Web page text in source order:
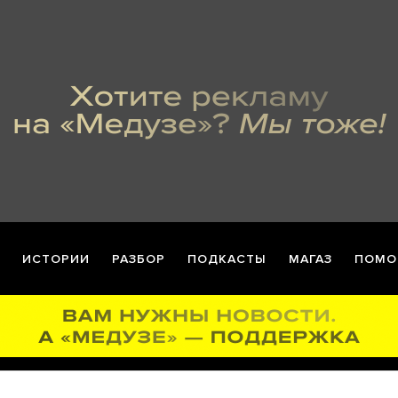
ИСТОРИИ РАЗБОР ПОДКАСТЫ МАГАЗ